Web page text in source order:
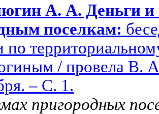
А. А. Деньги и
поселкам:
по
/ провела В.
– С. 1.
пригородных